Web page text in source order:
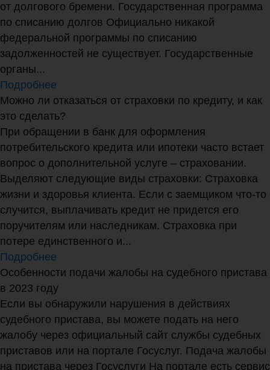
от долгового бремени. Государственная программа
по списанию долгов Официально никакой
федеральной программы по списанию
задолженностей не существует. Государственные
органы...
Подробнее
Можно ли отказаться от страховки по кредиту, и как
это сделать?
При обращении в банк для оформления
потребительского кредита или ипотеки часто встает
вопрос о дополнительной услуге – страховании.
Выделяют следующие виды страховки: Страховка
жизни и здоровья клиента. Если с заемщиком что-то
случится, выплачивать кредит не придется его
поручителям или наследникам. Страховка при
потере единственного и...
Подробнее
Особенности подачи жалобы на судебного пристава
в 2023 году
Если вы обнаружили нарушения в действиях
судебного пристава, вы можете подать на него
жалобу через официальный сайт службы судебных
приставов или на портале Госуслуг. Подача жалобы
на пристава через Госуслуги На портале есть сервис